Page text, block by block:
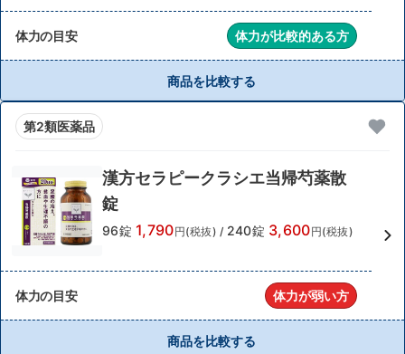
体力の目安 体力が比較的ある方
商品を比較する
第2類医薬品
漢方セラピークラシエ当帰芍薬散
錠
96錠 1,790円(税抜) / 240錠 3,600円(税抜)
体力の目安 体力が弱い方
商品を比較する